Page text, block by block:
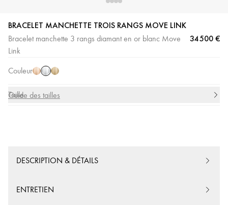
BRACELET MANCHETTE TROIS RANGS MOVE LINK
Bracelet manchette 3 rangs diamant en or blanc Move
Link
34 500 €
Couleur
Or
Or
Blanc
Or
Guide des tailles
Taille
DESCRIPTION & DÉTAILS
ENTRETIEN